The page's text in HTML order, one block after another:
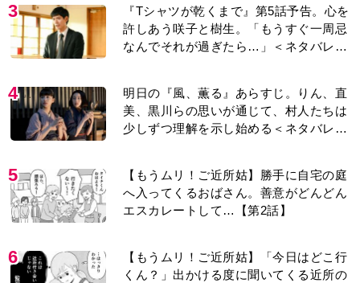
3
『Tシャツが乾くまで』第5話予告。心を
許しあう咲子と樹生。「もうすぐ一周忌
なんでそれが過ぎたら…」＜ネタバレあ
4
明日の『風、薫る』あらすじ。りん、直
美、黒川らの思いが通じて、村人たちは
少しずつ理解を示し始める＜ネタバレあ
5
【もうムリ！ご近所姑】勝手に自宅の庭
へ入ってくるおばさん。善意がどんどん
エスカレートして…【第2話】
6
【もうムリ！ご近所姑】「今日はどこ行
くん？」出かける度に聞いてくる近所の